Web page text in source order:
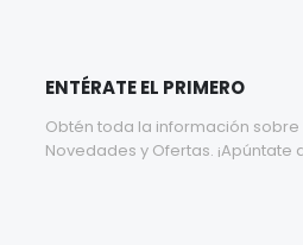
ENTÉRATE EL PRIMERO
Obtén toda la información sobre
Novedades y Ofertas. ¡Apúntate